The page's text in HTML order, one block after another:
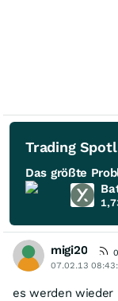
Trading
Das größte
migi20
0
07.02.13
es werden